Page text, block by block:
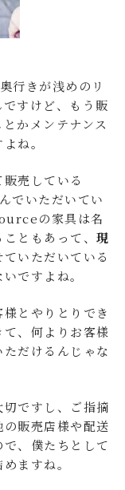
行きが浅めのリ
すけど、もう販
かメンテナンス
ね。
売している
でいただいてい
の家具は名
ともあって、 現
ていただいている
ですよね。
とやりとりでき
、何よりお客様
だけるんじゃな
ですし、ご指摘
販売店様や配送
、僕たちとして
ますね。